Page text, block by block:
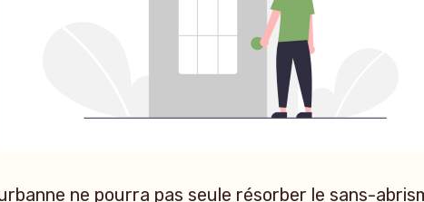
ne pourra pas seule résorber le sans-